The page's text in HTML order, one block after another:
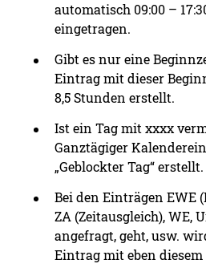
automatisch 09:00 –
eingetragen.
Gibt es nur eine
Eintrag mit dieser
8,5 Stunden erstellt.
Ist ein Tag mit xxxx
Ganztägiger
„Geblockter Tag“ erstellt.
Bei den Einträgen EWE
ZA (Zeitausgleich), WE,
angefragt, geht, usw.
Eintrag mit eben